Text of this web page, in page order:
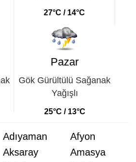
27°C / 14°C
Pazar
Gök Gürültülü Sağanak
Yağışlı
25°C / 13°C
Adıyaman
Afyon
Aksaray
Amasya